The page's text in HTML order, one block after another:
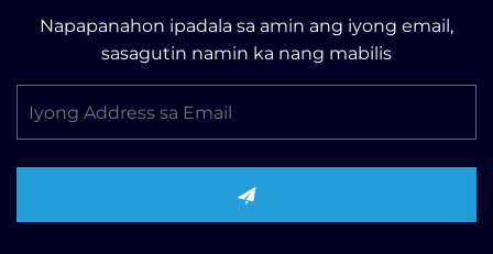
Napapanahon ipadala sa amin ang iyong email,
sasagutin namin ka nang mabilis